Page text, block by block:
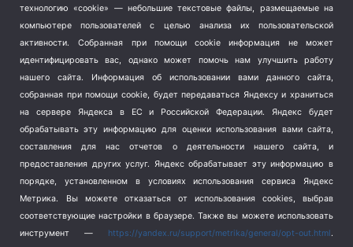
Транспорт (262)
Туризм (178)
Школа и спорт (2)
Экология (8)
Экономика (1172)
технологию «cookie» — небольшие текстовые файлы, размещаемые на
компьютере пользователей с целью анализа их пользовательской
активности.
Собранная при помощи cookie информация не может
идентифицировать вас, однако может помочь нам улучшить работу
нашего сайта. Информация об использовании вами данного сайта,
собранная при помощи cookie, будет передаваться Яндексу и храниться
на сервере Яндекса в ЕС и Российской Федерации. Яндекс будет
обрабатывать эту информацию для оценки использования вами сайта,
составления для нас отчетов о деятельности нашего сайта, и
предоставления других услуг. Яндекс обрабатывает эту информацию в
порядке, установленном в условиях использования сервиса Яндекс
Метрика.
Вы можете отказаться от использования cookies, выбрав
соответствующие настройки в браузере. Также вы можете использовать
инструмент — https://yandex.ru/support/metrika/general/opt-out.html.